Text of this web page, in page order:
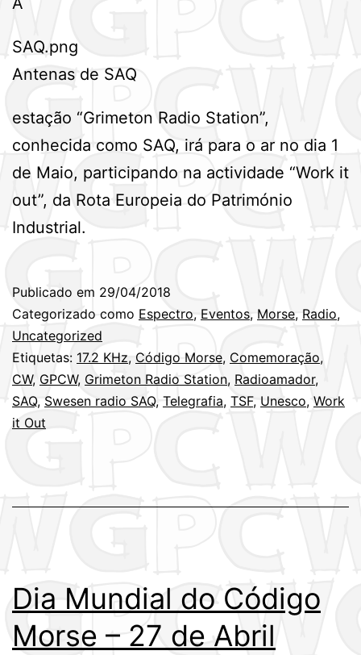
SAQ.png
Antenas de SAQ
estação “Grimeton Radio Station”,
conhecida como SAQ, irá para o ar no dia 1
de Maio, participando na actividade “Work it
out”, da Rota Europeia do Património
Industrial.
Publicado em 29/04/2018
Categorizado como Espectro, Eventos, Morse, Radio,
Uncategorized
Etiquetas: 17.2 KHz, Código Morse, Comemoração,
CW, GPCW, Grimeton Radio Station, Radioamador,
SAQ, Swesen radio SAQ, Telegrafia, TSF, Unesco, Work
it Out
Dia Mundial do Código
Morse – 27 de Abril